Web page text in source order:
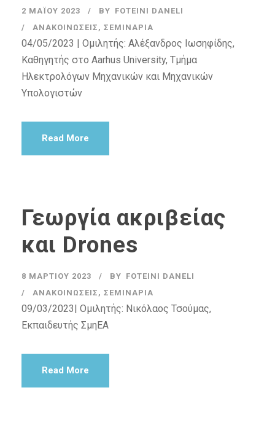
2 ΜΑΪ́ΟΥ 2023 BY FOTEINI DANELI
ΑΝΑΚΟΙΝΏΣΕΙΣ , ΣΕΜΙΝΆΡΙΑ
04/05/2023 | Ομιλητής: Αλέξανδρος Ιωσηφίδης,
Καθηγητής στο Aarhus University, Τμήμα
Ηλεκτρολόγων Μηχανικών και Μηχανικών
Υπολογιστών
Read More
Γεωργία ακριβείας
και Drones
8 ΜΑΡΤΊΟΥ 2023 BY FOTEINI DANELI
ΑΝΑΚΟΙΝΏΣΕΙΣ , ΣΕΜΙΝΆΡΙΑ
09/03/2023| Ομιλητής: Νικόλαος Τσούμας,
Εκπαιδευτής ΣμηΕΑ
Read More